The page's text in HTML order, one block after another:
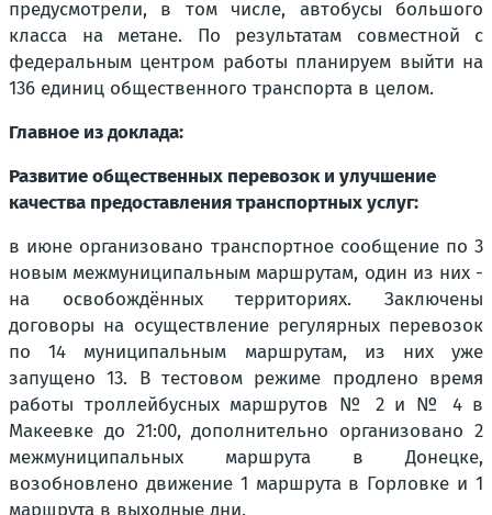
предусмотрели, в том числе, автобусы большого
класса на метане. По результатам совместной с
федеральным центром работы планируем выйти на
136 единиц общественного транспорта в целом.
Главное из доклада:
Развитие общественных перевозок и улучшение
качества предоставления транспортных услуг:
в июне организовано транспортное сообщение по 3
новым межмуниципальным маршрутам, один из них -
на освобождённых территориях. Заключены
договоры на осуществление регулярных перевозок
по 14 муниципальным маршрутам, из них уже
запущено 13. В тестовом режиме продлено время
работы троллейбусных маршрутов № 2 и № 4 в
Макеевке до 21:00, дополнительно организовано 2
межмуниципальных маршрута в Донецке,
возобновлено движение 1 маршрута в Горловке и 1
маршрута в выходные дни.